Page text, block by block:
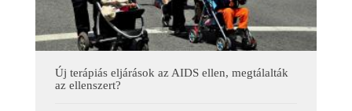
Új terápiás eljárások az AIDS ellen, megtálalták
az ellenszert?